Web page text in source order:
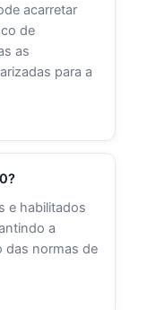
acarretar
de
as
para a
e habilitados
a
das normas de